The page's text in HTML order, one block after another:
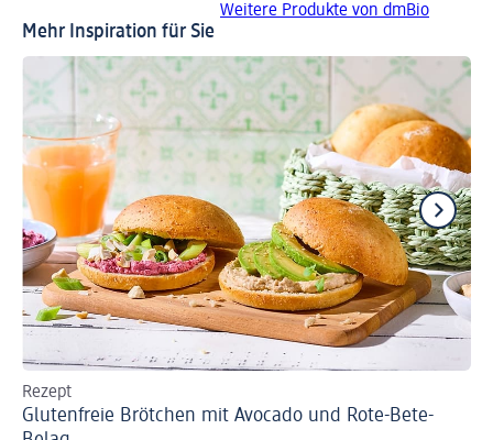
Weitere Produkte von dmBio
Mehr Inspiration für Sie
Rezept
Glutenfreie Brötchen mit Avocado und Rote-Bete-